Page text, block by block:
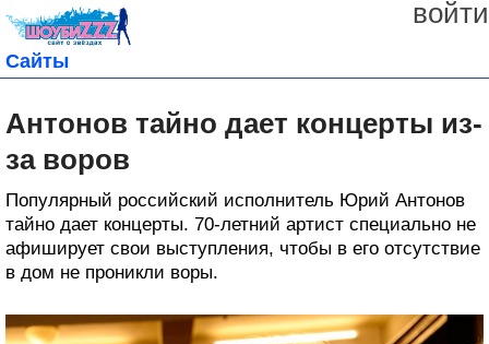
войти
Сайты
Антонов тайно дает концерты из-
за воров
Популярный российский исполнитель Юрий Антонов
тайно дает концерты. 70-летний артист специально не
афиширует свои выступления, чтобы в его отсутствие
в дом не проникли воры.